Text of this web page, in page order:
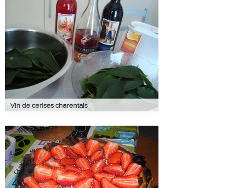
Vin de cerises charentais